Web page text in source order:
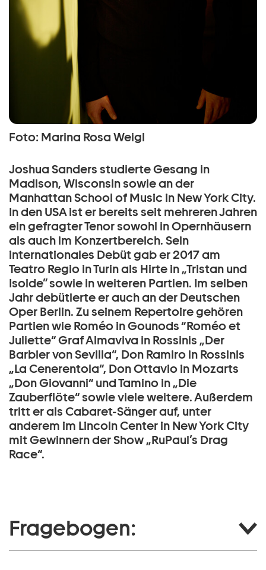
Foto: Marina Rosa Weigl
Joshua Sanders studierte Gesang in
Madison, Wisconsin sowie an der
Manhattan School of Music in New York City.
In den USA ist er bereits seit mehreren Jahren
ein gefragter Tenor sowohl in Opernhäusern
als auch im Konzertbereich. Sein
internationales Debüt gab er 2017 am
Teatro Regio in Turin als Hirte in „Tristan und
Isolde” sowie in weiteren Partien. Im selben
Jahr debütierte er auch an der Deutschen
Oper Berlin. Zu seinem Repertoire gehören
Partien wie Roméo in Gounods “Roméo et
Juliette“ Graf Almaviva in Rossinis „Der
Barbier von Sevilla“, Don Ramiro in Rossinis
„La Cenerentola“, Don Ottavio in Mozarts
„Don Giovanni“ und Tamino in „Die
Zauberflöte“ sowie viele weitere. Außerdem
tritt er als Cabaret-Sänger auf, unter
anderem im Lincoln Center in New York City
mit Gewinnern der Show „RuPaul’s Drag
Race“.
Fragebogen: